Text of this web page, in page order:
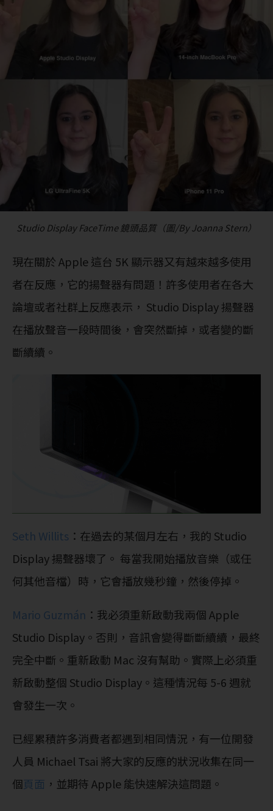
Studio Display FaceTime 鏡頭品質（圖/By Joanna Stern）
現在關於 Apple 這台 5K 顯示器又有越來越多使用
者在反應，它的揚聲器有問題！許多使用者在各大
論壇或者社群上反應表示， Studio Display 揚聲器
在播放聲音一段時間後，會突然斷掉，或者變的斷
斷續續。
Seth Willits ：在過去的某個月左右，我的 Studio
Display 揚聲器壞了。 每當我開始播放音樂（或任
何其他音檔）時，它會播放幾秒鐘，然後停掉。
Mario Guzmán ：我必須重新啟動我兩個 Apple
Studio Display。否則，音訊會變得斷斷續續，最終
完全中斷。重新啟動 Mac 沒有幫助。實際上必須重
新啟動整個 Studio Display。這種情況每 5-6 週就
會發生一次。
已經累積許多消費者都遇到相同情況，有一位開發
人員 Michael Tsai 將大家的反應的狀況收集在同一
個頁面 ，並期待 Apple 能快速解決這問題。